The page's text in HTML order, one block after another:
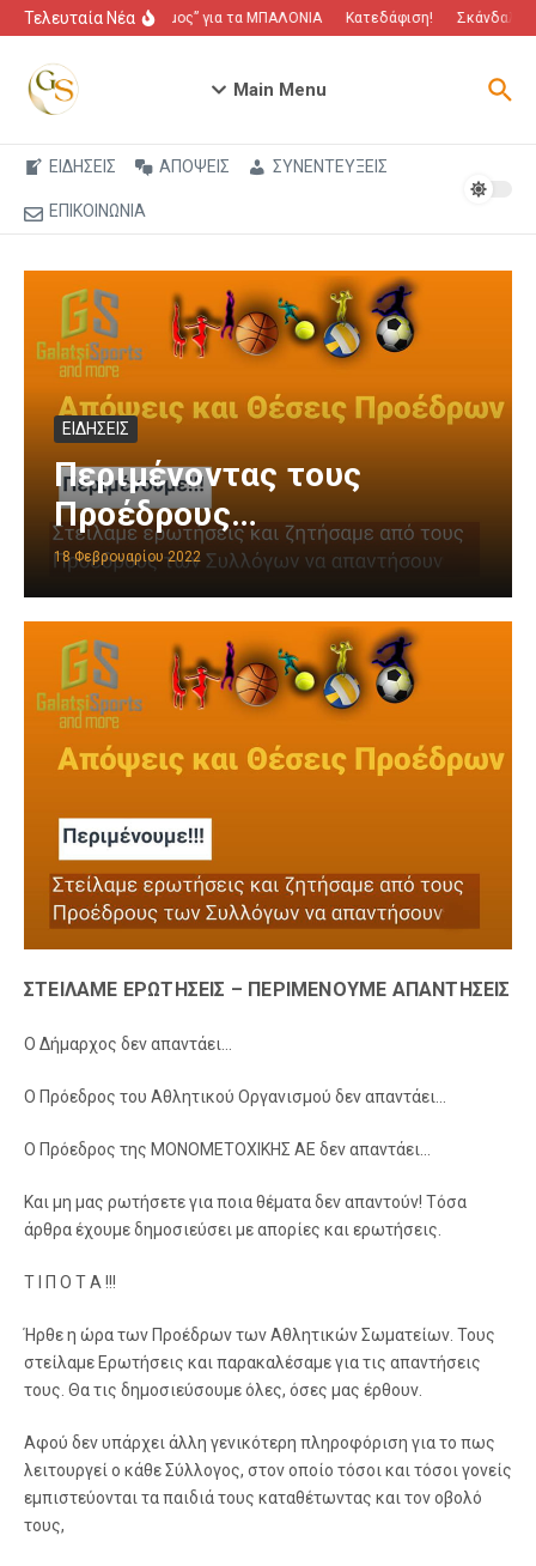
Μετάβαση στο περιεχόμενο
Τελευταία Νέα“Πόλεμος” για τα ΜΠΑΛΟΝΙΑ Κατεδάφιση! Σκάνδαλο
Main Menu
ΕΙΔΗΣΕΙΣ ΑΠΟΨΕΙΣ ΣΥΝΕΝΤΕΥΞΕΙΣ
ΕΠΙΚΟΙΝΩΝΙΑ
ΕΙΔΗΣΕΙΣ
Περιμένοντας τους
Προέδρους…
18 Φεβρουαρίου 2022
ΣΤΕΙΛΑΜΕ ΕΡΩΤΗΣΕΙΣ – ΠΕΡΙΜΕΝΟΥΜΕ ΑΠΑΝΤΗΣΕΙΣ
Ο Δήμαρχος δεν απαντάει…
Ο Πρόεδρος του Αθλητικού Οργανισμού δεν απαντάει…
Ο Πρόεδρος της ΜΟΝΟΜΕΤΟΧΙΚΗΣ ΑΕ δεν απαντάει…
Και μη μας ρωτήσετε για ποια θέματα δεν απαντούν! Τόσα
άρθρα έχουμε δημοσιεύσει με απορίες και ερωτήσεις.
Τ Ι Π Ο Τ Α !!!
Ήρθε η ώρα των Προέδρων των Αθλητικών Σωματείων. Τους
στείλαμε Ερωτήσεις και παρακαλέσαμε για τις απαντήσεις
τους. Θα τις δημοσιεύσουμε όλες, όσες μας έρθουν.
Αφού δεν υπάρχει άλλη γενικότερη πληροφόριση για το πως
λειτουργεί ο κάθε Σύλλογος, στον οποίο τόσοι και τόσοι γονείς
εμπιστεύονται τα παιδιά τους καταθέτωντας και τον οβολό
τους,